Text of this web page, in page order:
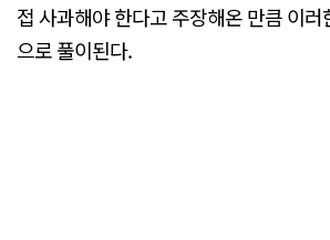
접 사과해야 한다고 주장해온 만큼 이
으로 풀이된다.